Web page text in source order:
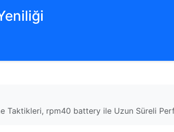
rpm40 battery ile Uzun Süreli